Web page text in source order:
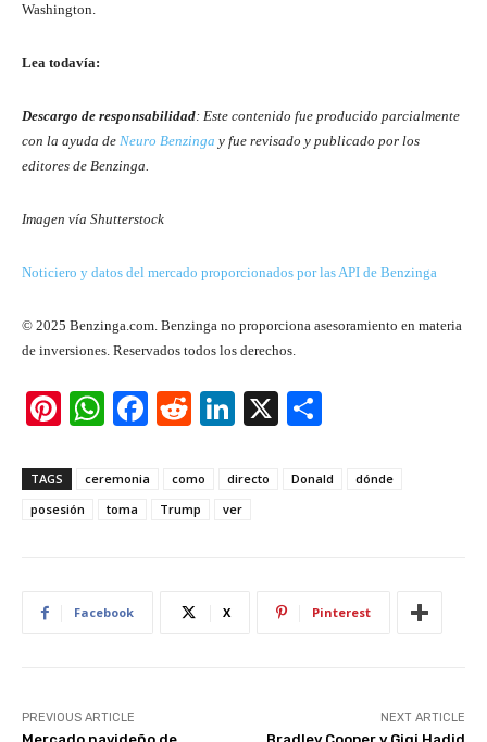
Washington.
Lea todavía:
Descargo de responsabilidad: Este contenido fue producido parcialmente
con la ayuda de Neuro Benzinga y fue revisado y publicado por los
editores de Benzinga.
Imagen vía Shutterstock
Noticiero y datos del mercado proporcionados por las API de Benzinga
© 2025 Benzinga.com. Benzinga no proporciona asesoramiento en materia
de inversiones. Reservados todos los derechos.
Pi
er
e
W
at
s
p
F
c
e
R
d
di
Li
k
e
X
ar
TAGS ceremonia como directo Donald
dónde
posesión
toma Trump ver
Facebook X Pinterest
PREVIOUS ARTICLE NEXT ARTICLE